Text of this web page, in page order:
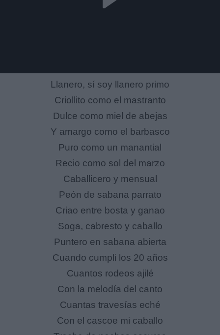
Llanero, sí soy llanero primo
Criollito como el mastranto
Dulce como miel de abejas
Y amargo como el barbasco
Puro como un manantial
Recio como sol del marzo
Caballicero y mensual
Peón de sabana parrato
Criao entre bosta y ganao
Soga, cabresto y caballo
Puntero en sabana abierta
Cuando cumpli los 20 años
Cuantos rodeos ajilé
Con la melodía del canto
Cuantas travesías eché
Con el cascoe mi caballo